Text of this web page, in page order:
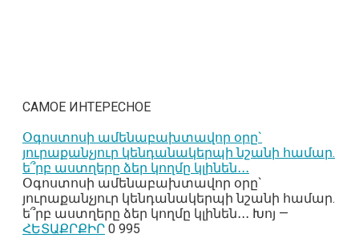
САМОЕ ИНТЕРЕСНОЕ
Օգոստոսի ամենաբախտավոր օրը`
յուրաքանչյուր կենդանակերպի նշանի համար.
ե՞րբ աստղերը ձեր կողմը կլինեն․․․
Օգոստոսի ամենաբախտավոր օրը`
յուրաքանչյուր կենդանակերպի նշանի համար.
ե՞րբ աստղերը ձեր կողմը կլինեն․․․ Խոյ —
ՀԵՏԱՔՐՔԻՐ 0 995